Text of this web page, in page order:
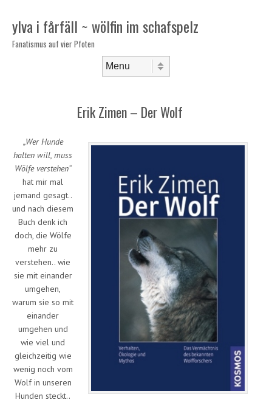
ylva i fårfäll ~ wölfin im schafspelz
Fanatismus auf vier Pfoten
Erik Zimen – Der Wolf
„Wer Hunde
halten will, muss
Wölfe verstehen“
hat mir mal
jemand gesagt..
und nach diesem
Buch denk ich
doch, die Wölfe
mehr zu
verstehen.. wie
sie mit einander
umgehen,
warum sie so mit
einander
umgehen und
wie viel und
gleichzeitig wie
wenig noch vom
Wolf in unseren
Hunden steckt..